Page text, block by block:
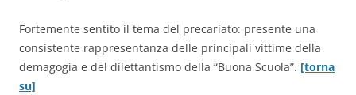
Fortemente sentito il tema del precariato: presente una
consistente rappresentanza delle principali vittime della
demagogia e del dilettantismo della “Buona Scuola”. [torna
su]